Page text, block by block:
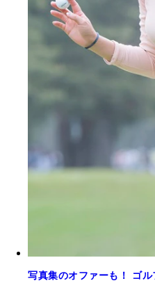
写真集のオファーも！ ゴ